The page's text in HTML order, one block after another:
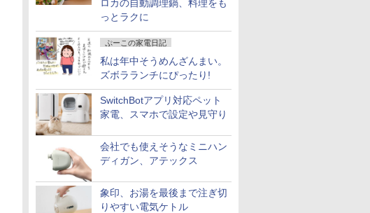
ロカの自動調理鍋、料理をも
っとラクに
ぷーこの家電日記
私は年中そうめんざんまい。
ズボラランチにぴったり!
SwitchBotアプリ対応ペット
家電、スマホで設定や見守り
会社でも使えそうなミニハン
ディガン、アテックス
象印、お湯を最後まで注ぎ切
りやすい電気ケトル